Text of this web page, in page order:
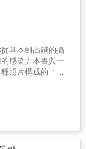
受：森山先生對
鏡頭看出去的同
他看到
的不可思議感，
灣旅行，同時也
錄。
基本到高階的攝
感染力本書與一
照片構成的「定
成元素入手，進
的基本元素有了
了「體悟」，你